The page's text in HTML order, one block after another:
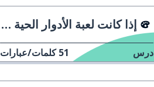
إذا كانت لعبة الأدوار الحية حقيقية
درس 51 كلمات/عبارات